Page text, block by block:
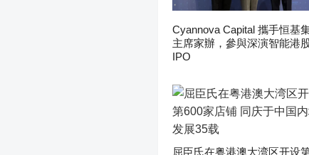
Cyannova Capital 攜手恒基
主席家辦，參與深演智能港
IPO
屈臣氏在粤港澳大湾区开设